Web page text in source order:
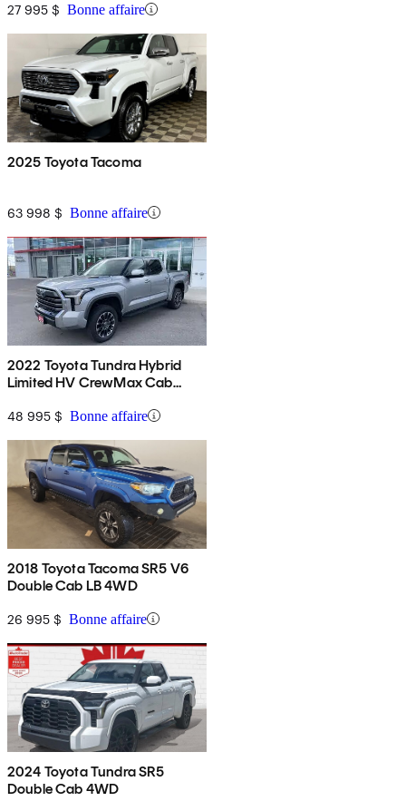
27 995 $ Bonne affaire
2025 Toyota Tacoma
63 998 $ Bonne affaire
2022 Toyota Tundra Hybrid
Limited HV CrewMax Cab
48 995 $ Bonne affaire
2018 Toyota Tacoma SR5 V6
Double Cab LB 4WD
26 995 $ Bonne affaire
2024 Toyota Tundra SR5
Double Cab 4WD